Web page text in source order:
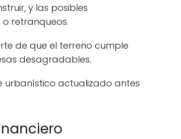
y las posibles
retranqueos.
de que el terreno cumple
desagradables.
urbanístico actualizado antes